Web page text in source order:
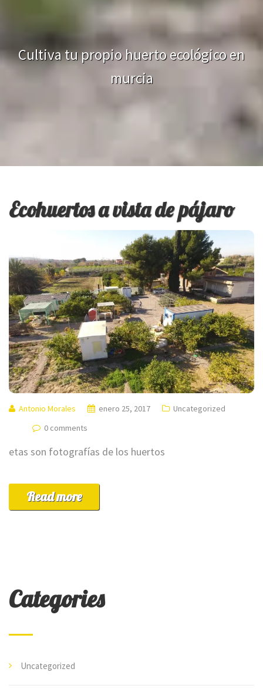
Cultiva tu propio huerto ecológico en
murcia
Ecohuertos a vista de pájaro
Antonio Morales enero 25, 2017
Uncategorized
0 comments
etas son fotografías de los huertos
Read more
Categories
Uncategorized